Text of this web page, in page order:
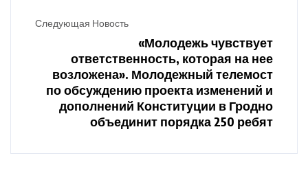
Следующая Новость
«Молодежь чувствует
ответственность, которая на нее
возложена». Молодежный телемост
по обсуждению проекта изменений и
дополнений Конституции в Гродно
объединит порядка 250 ребят